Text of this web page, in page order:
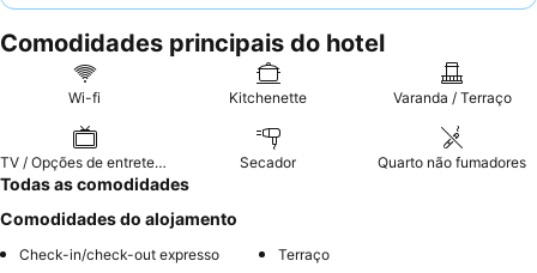
atencioso e prestávele apreciam a oferta de
almoços embalados
para partidas matinais. Para uma
experiência mais serena, considere solicitar um quarto virado
Comodidades principais do hotel
Wi-fi Kitchenette Varanda / Terraço
TV / Opções de entretenimento Secador Quarto não fumadores
Todas as comodidades
Comodidades do alojamento
Check-in/check-out expresso
Terraço